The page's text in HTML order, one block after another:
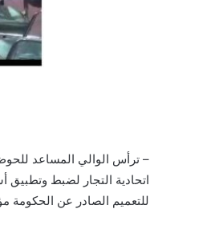
– ترأس الوالي المساعد
اتحادية التجار لضبط وتطبيق
للتعميم الصادر عن الحكومة